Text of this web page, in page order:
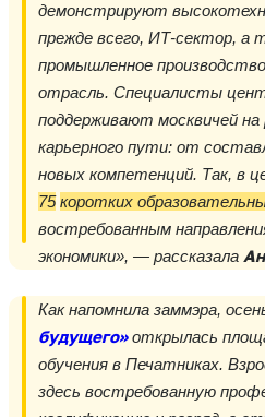
демонстрируют
прежде всего, ИТ-сектор, а
промышленное
отрасль. Специалисты
поддерживают москвичей
карьерного пути: от
новых компетенций. Так, в
75 коротких
востребованным
экономики», — рассказала
Как напомнила заммэра,
будущего»открылась
обучения в Печатниках.
здесь востребованную